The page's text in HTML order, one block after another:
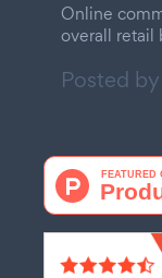
Online
overall retail
Posted